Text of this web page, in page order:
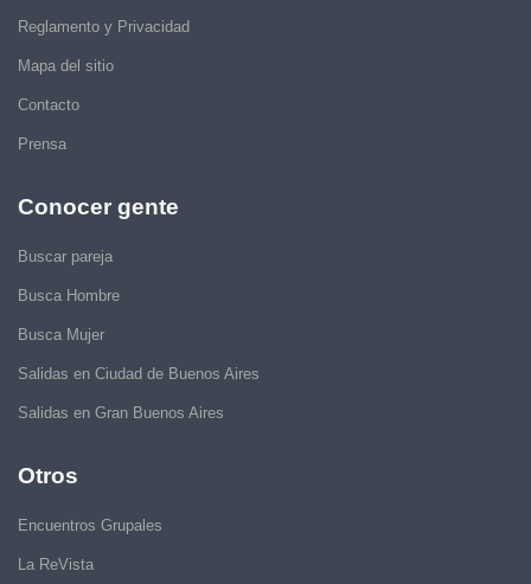
Reglamento y Privacidad
Mapa del sitio
Contacto
Prensa
Conocer gente
Buscar pareja
Busca Hombre
Busca Mujer
Salidas en Ciudad de Buenos Aires
Salidas en Gran Buenos Aires
Otros
Encuentros Grupales
La ReVista